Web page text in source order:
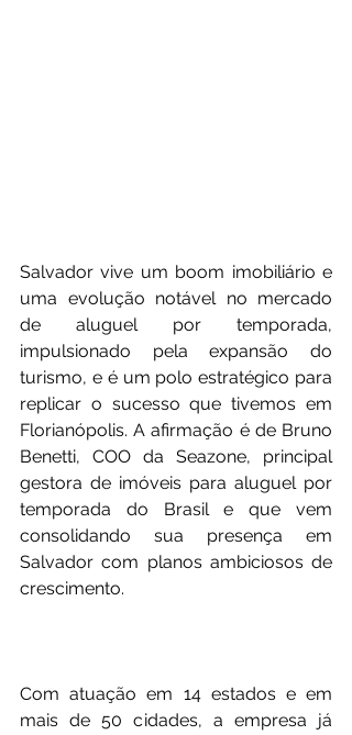
Salvador vive um boom imobiliário e
uma evolução notável no mercado
de aluguel por temporada,
impulsionado pela expansão do
turismo, e é um polo estratégico para
replicar o sucesso que tivemos em
Florianópolis. A afirmação é de Bruno
Benetti, COO da Seazone, principal
gestora de imóveis para aluguel por
temporada do Brasil e que vem
consolidando sua presença em
Salvador com planos ambiciosos de
crescimento.
Com atuação em 14 estados e em
mais de 50 cidades, a empresa já